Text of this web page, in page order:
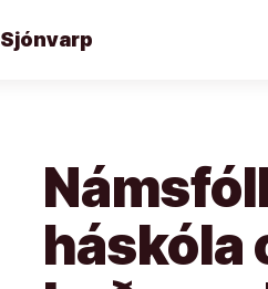
Sjónvarp
háskóla